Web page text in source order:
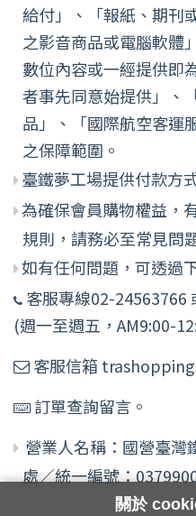
給付」、「報紙、期刊
之影音商品或電腦軟體
數位內容或一經提供即
者事先同意始提供」、
品」、「國際航空客運
之保障範圍。
臺鐵夢工場提供付款方
為確保會員購物權益，
規則，請務必至常見問
如有任何問題，可透過
客服專線02-24563766
(週一至週五，AM9:00-
客服信箱
訂單查詢留言。
營業人名稱：國營臺灣
處／統一編號：
關於